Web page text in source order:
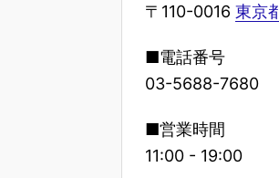
〒110-0016 東京
■電話番号
03-5688-7680
■営業時間
11:00 - 19:00